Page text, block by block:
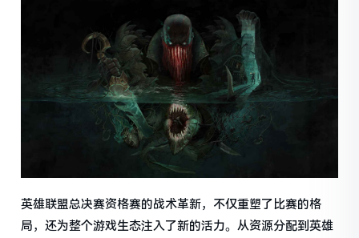
英雄联盟总决赛资格赛的战术革新，不仅重塑了比赛的格
局，还为整个游戏生态注入了新的活力。从资源分配到英雄